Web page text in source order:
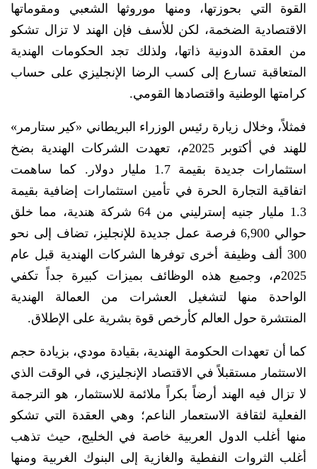
القوة التي بحوزتها، ومنها موروثها الشعبي ومقوماتها
الاقتصادية الضخمة، لكن للأسف فإن الهند لا تزال تشكو
من العقدة الدونية ذاتها، ولذلك تجد الحكومات الهندية
المتعاقبة تسارع إلى كسب الرضا الإنجليزي على حساب
كرامتها الوطنية واقتصادها القومي.
فمثلاً، وخلال زيارة رئيس الوزراء البريطاني «كير ستارمر»
للهند في أكتوبر 2025م، تعهدت الشركات الهندية بضخ
استثمارات جديدة بقيمة 1.7 مليار دولار. كما ساهمت
اتفاقية التجارة الحرة في تأمين استثمارات إضافية بقيمة
1.3 مليار جنيه إسترليني من 64 شركة هندية، مما خلق
حوالي 6,900 فرصة عمل جديدة للإنجليز، تضاف إلى نحو
300 ألف وظيفة أخرى توفرها الشركات الهندية قبل عام
2025م، وجميع هذه الوظائف بميزات كبيرة جداً تكفي
الواحدة منها لتشغيل العشرات من العمالة الهندية
المنتشرة حول العالم كأرخص قوة بشرية على الإطلاق.
كما أن تعهدات الحكومة الهندية، بقيادة مودي، بزيادة حجم
الاستثمار مستقبلاً في الاقتصاد الإنجليزي، في الوقت الذي
لا تزال فيه الهند أرضاً بكراً ملائمة للاستثمار، هو الترجمة
الفعلية لثقافة الاستعمار الناعم؛ وهي العقدة التي تشكو
منها أغلب الدول العربية خاصة في الخليج، حيث تذهب
أغلب الثروات النفطية والغازية إلى البنوك الغربية ومنها